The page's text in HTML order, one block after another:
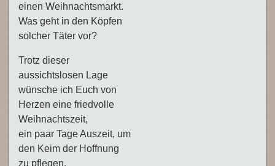
einen Weihnachtsmarkt.
Was geht in den Köpfen
solcher Täter vor?
Trotz dieser
aussichtslosen Lage
wünsche ich Euch von
Herzen eine friedvolle
Weihnachtszeit,
ein paar Tage Auszeit, um
den Keim der Hoffnung
zu pflegen.